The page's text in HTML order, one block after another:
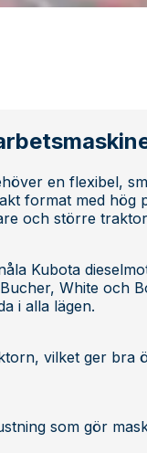
en flexibel,
format med hög
och större
Kubota
White och
i alla lägen.
vilket ger bra
som gör